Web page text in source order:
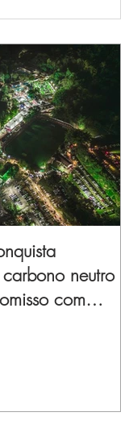
neutro e
com